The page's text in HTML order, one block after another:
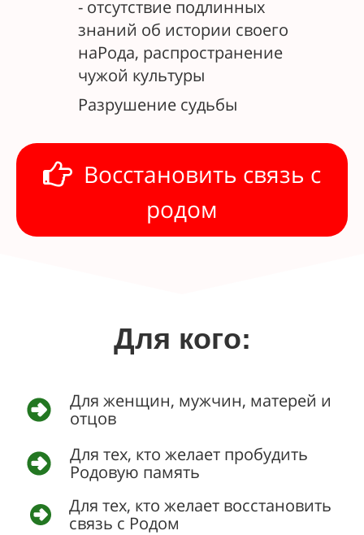
- отсутствие подлинных
знаний об истории своего
наРода, распространение
чужой культуры
Разрушение судьбы
Восстановить связь с
родом
Для кого:
Для женщин, мужчин, матерей и
отцов
Для тех, кто желает пробудить
Родовую память
Для тех, кто желает восстановить
связь с Родом